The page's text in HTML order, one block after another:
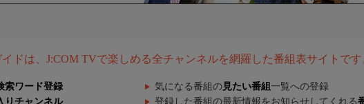
ドは、J:COM TVで楽しめる全チャンネルを網羅した番組表サイトです
索ワード登録 気になる番組の 見たい番組 一覧への登録
りチャンネル
登録した番組の最新情報をお知らせしてくれる